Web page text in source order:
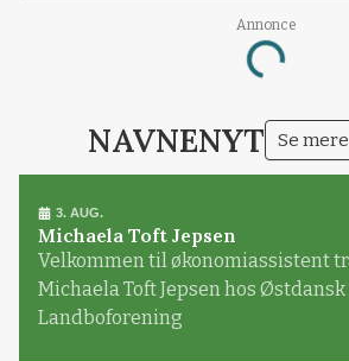
Annonce
Loading...
NAVNENYT Se
3. AUG.
Michaela Toft Jepsen
Velkommen til økonomiassistent
Michaela Toft Jepsen hos Østdansk
Landboforening